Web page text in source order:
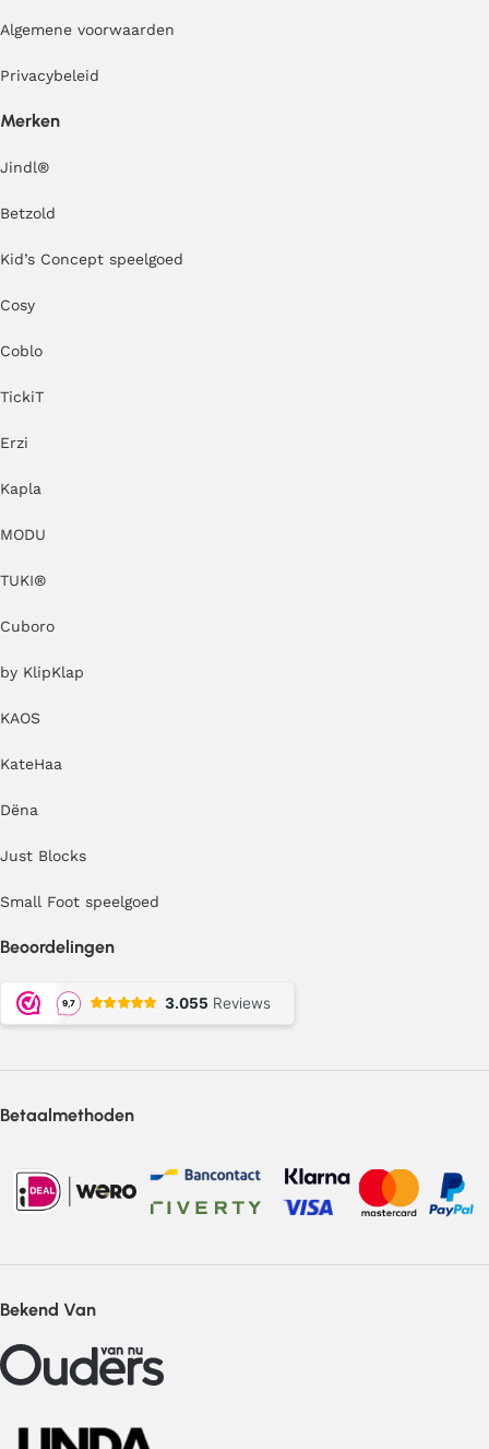
Algemene voorwaarden
Privacybeleid
Merken
Jindl®
Betzold
Kid’s Concept speelgoed
Cosy
Coblo
TickiT
Erzi
Kapla
MODU
TUKI®
Cuboro
by KlipKlap
KAOS
KateHaa
Dëna
Just Blocks
Small Foot speelgoed
Beoordelingen
Betaalmethoden
Bekend Van